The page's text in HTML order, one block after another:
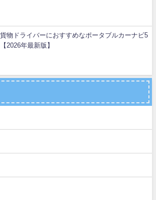
物ドライバーにおすすめなポータブルカーナビ5
2026年最新版】